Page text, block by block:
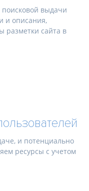
выдачи
и описания,
разметки сайта в
и потенциально
ресурсы с учетом